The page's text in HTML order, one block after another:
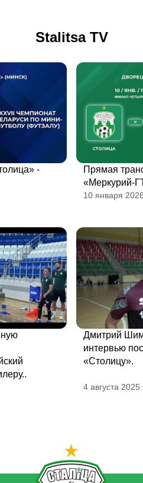
Stalitsa TV
-
Прямая
«Меркурий-
10 января 2026
Дмитрий
интервью
«Столицу».
4 августа 2025